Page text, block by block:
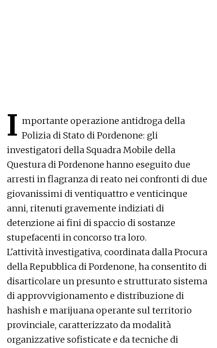
I mportante operazione antidroga della
Polizia di Stato di Pordenone: gli
investigatori della Squadra Mobile della
Questura di Pordenone hanno eseguito due
arresti in flagranza di reato nei confronti di due
giovanissimi di ventiquattro e venticinque
anni, ritenuti gravemente indiziati di
detenzione ai fini di spaccio di sostanze
stupefacenti in concorso tra loro.
L'attività investigativa, coordinata dalla Procura
della Repubblica di Pordenone, ha consentito di
disarticolare un presunto e strutturato sistema
di approvvigionamento e distribuzione di
hashish e marijuana operante sul territorio
provinciale, caratterizzato da modalità
organizzative sofisticate e da tecniche di